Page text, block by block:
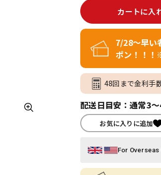
カートに入
7/28～早い
ポン！！！
48回まで金利手
配送日目安：通常3
お気に入りに追加
For